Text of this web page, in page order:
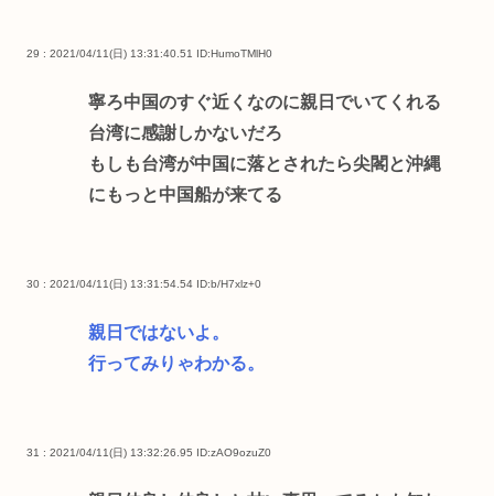
29 : 2021/04/11(日) 13:31:40.51 ID:HumoTMlH0
寧ろ中国のすぐ近くなのに親日でいてくれる
台湾に感謝しかないだろ
もしも台湾が中国に落とされたら尖閣と沖縄
にもっと中国船が来てる
30 : 2021/04/11(日) 13:31:54.54 ID:b/H7xlz+0
親日ではないよ。
行ってみりゃわかる。
31 : 2021/04/11(日) 13:32:26.95 ID:zAO9ozuZ0